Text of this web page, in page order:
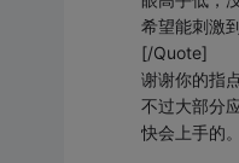
希望能刺激
[/Quote]
谢谢你的指点
不过大部分
快会上手的。